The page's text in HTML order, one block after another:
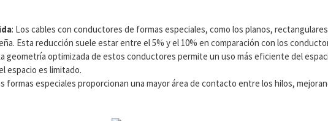
: Los cables con conductores de formas especiales, como los planos,
Esta reducción suele estar entre el 5% y el 10% en comparación con los
geometría optimizada de estos conductores permite un uso más eficiente del
espacio es limitado.
formas especiales proporcionan una mayor área de contacto entre los hilos,